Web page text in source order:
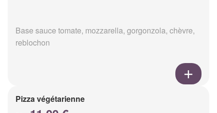
Base sauce tomate, mozzarella, gorgonzola, chèvre,
reblochon
Pizza végétarienne